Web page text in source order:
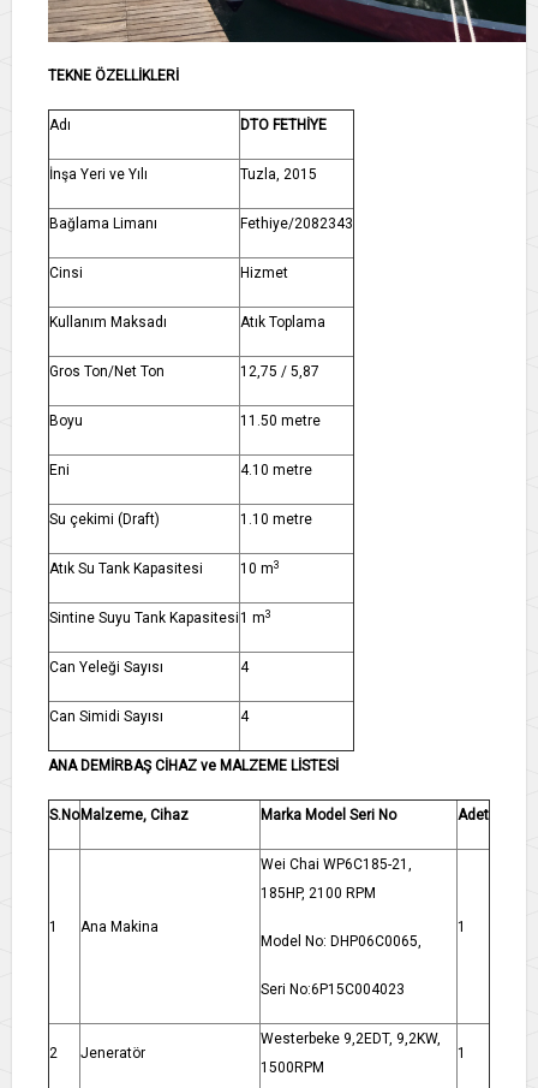
TEKNE ÖZELLİKLERİ
Adı DTO FETHİYE
İnşa Yeri ve Yılı Tuzla, 2015
Bağlama Limanı Fethiye/2082343
Cinsi Hizmet
Kullanım Maksadı Atık Toplama
Gros Ton/Net Ton 12,75 / 5,87
Boyu 11.50 metre
Eni 4.10 metre
Su çekimi (Draft) 1.10 metre
Atık Su Tank Kapasitesi 10 m3
Sintine Suyu Tank Kapasitesi1 m3
Can Yeleği Sayısı 4
Can Simidi Sayısı 4
ANA DEMİRBAŞ CİHAZ ve MALZEME LİSTESİ
S.No Malzeme, Cihaz Marka Model Seri No Adet
1 Ana Makina
Wei Chai WP6C185-21,
185HP, 2100 RPM
Model No: DHP06C0065,
Seri No:6P15C004023
1
2 Jeneratör
Westerbeke 9,2EDT, 9,2KW,
1500RPM
1